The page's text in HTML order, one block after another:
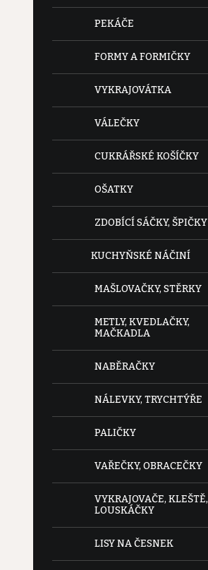
PEKÁČE
FORMY A FORMIČKY
VYKRAJOVÁTKA
VÁLEČKY
CUKRÁŘSKÉ KOŠÍČKY
OŠATKY
ZDOBÍCÍ SÁČKY, ŠPIČKY
KUCHYŇSKÉ NÁČINÍ
MAŠLOVAČKY, STĚRKY
METLY, KVEDLAČKY,
MAČKADLA
NABĚRAČKY
NÁLEVKY, TRYCHTÝŘE
PALIČKY
VAŘEČKY, OBRACEČKY
VYKRAJOVAČE, KLEŠTĚ,
LOUSKÁČKY
LISY NA ČESNEK